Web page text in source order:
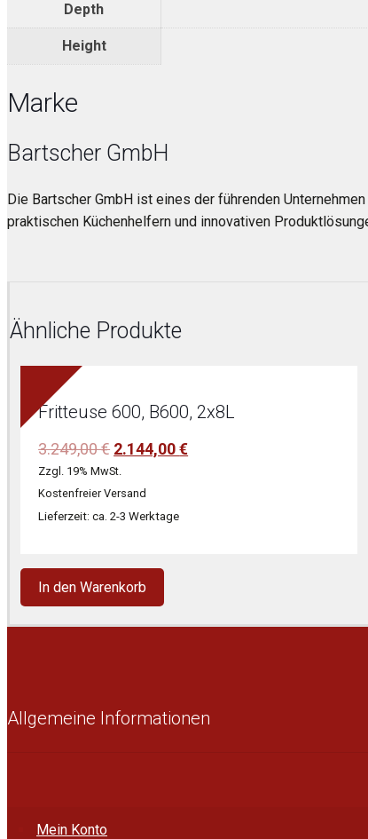
Depth
Height
Marke
Bartscher GmbH
Die Bartscher GmbH ist eines der führenden
praktischen Küchenhelfern und innovativen
Ähnliche Produkte
Fritteuse 600, B600, 2x8L
3.249,00€ Ursprünglicher
Preis
war:
3.249,00 €
2.144,00€Aktueller
Zzgl. 19% MwSt.
Kostenfreier Versand
Lieferzeit: ca. 2-3 Werktage
In den Warenkorb
Allgemeine Informationen
Mein Konto